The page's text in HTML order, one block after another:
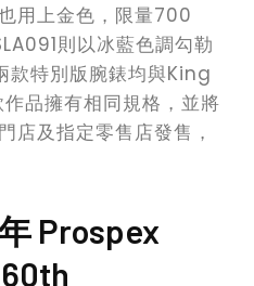
用上金色，限量700
則以冰藍色調勾勒
款特別版腕錶均與King
品擁有相同規格，並將
店及指定零售店發售，
Prospex